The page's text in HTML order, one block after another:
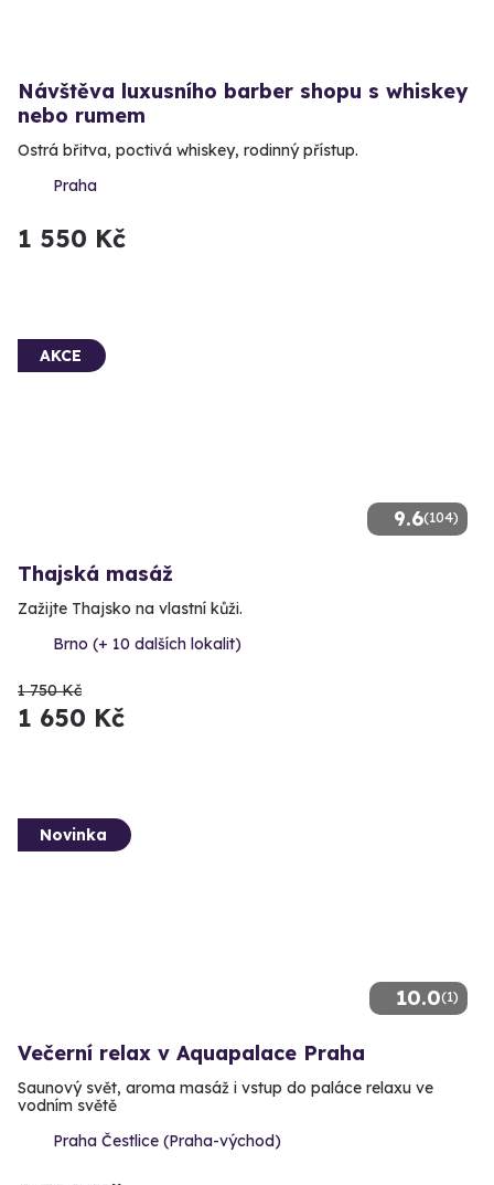
Návštěva luxusního barber shopu s whiskey
nebo rumem
Ostrá břitva, poctivá whiskey, rodinný přístup.
Praha
1 550 Kč
9.6(104)
AKCE
Thajská masáž
Zažijte Thajsko na vlastní kůži.
Brno (+ 10 dalších lokalit)
1 750 Kč
1 650 Kč
10.0(1)
Novinka
Večerní relax v Aquapalace Praha
Saunový svět, aroma masáž i vstup do paláce relaxu ve
vodním světě
Praha Čestlice (Praha-východ)